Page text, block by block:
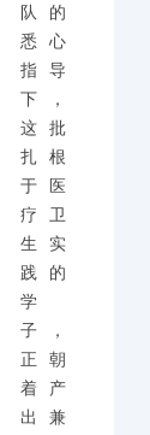
队的
悉心
指导
下，
这批
扎根
于医
疗卫
生实
践的
学
子，
正朝
着产
出兼